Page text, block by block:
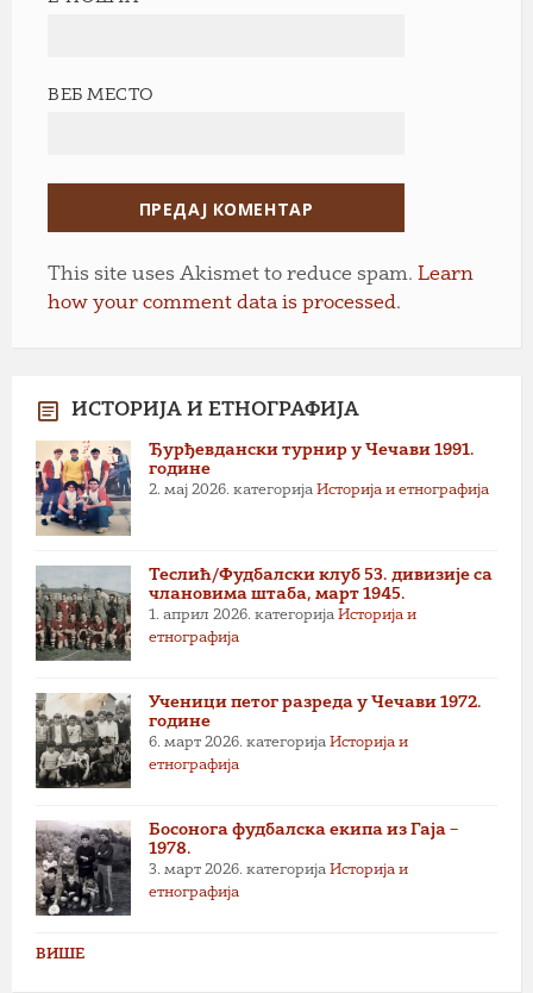
ВЕБ МЕСТО
This site uses Akismet to reduce spam. Learn
how your comment data is processed.
ИСТОРИЈА И ЕТНОГРАФИЈА
Ђурђевдански турнир у Чечави 1991.
године
2. мај 2026. категорија Историја и етнографија
Теслић/Фудбалски клуб 53. дивизије са
члановима штаба, март 1945.
1. април 2026. категорија Историја и
етнографија
Ученици петог разреда у Чечави 1972.
године
6. март 2026. категорија Историја и
етнографија
Босонога фудбалска екипа из Гаја –
1978.
3. март 2026. категорија Историја и
етнографија
ВИШЕ